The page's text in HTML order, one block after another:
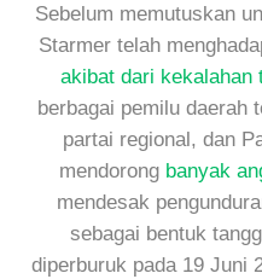
Sebelum memutuskan
Starmer telah
akibat dari kekalahan
berbagai pemilu daerah
partai regional, dan
mendorong banyak
mendesak
sebagai bentuk
diperburuk pada 19 Juni